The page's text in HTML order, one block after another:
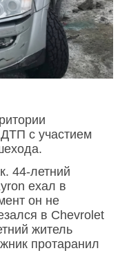
с участием
44-летний
ехал в
он не
в Chevrolet
житель
протаранил